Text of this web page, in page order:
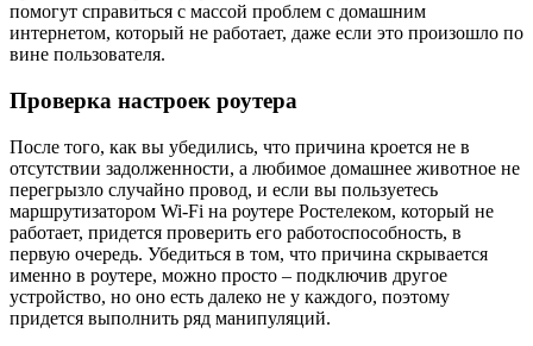
помогут справиться с массой проблем с домашним
интернетом, который не работает, даже если это произошло по
вине пользователя.
Проверка настроек роутера
После того, как вы убедились, что причина кроется не в
отсутствии задолженности, а любимое домашнее животное не
перегрызло случайно провод, и если вы пользуетесь
маршрутизатором Wi-Fi на роутере Ростелеком, который не
работает, придется проверить его работоспособность, в
первую очередь. Убедиться в том, что причина скрывается
именно в роутере, можно просто – подключив другое
устройство, но оно есть далеко не у каждого, поэтому
придется выполнить ряд манипуляций.